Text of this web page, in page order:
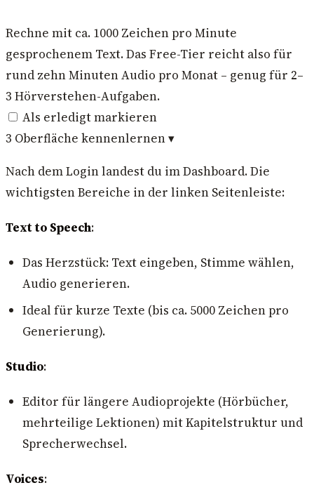
Rechne mit ca. 1000 Zeichen pro Minute
gesprochenem Text. Das Free-Tier reicht also für
rund zehn Minuten Audio pro Monat – genug für 2–
3 Hörverstehen-Aufgaben.
Als erledigt markieren
3 Oberfläche kennenlernen▾
Nach dem Login landest du im Dashboard. Die
wichtigsten Bereiche in der linken Seitenleiste:
Text to Speech:
Das Herzstück: Text eingeben, Stimme wählen,
Audio generieren.
Ideal für kurze Texte (bis ca. 5000 Zeichen pro
Generierung).
Studio:
Editor für längere Audioprojekte (Hörbücher,
mehrteilige Lektionen) mit Kapitelstruktur und
Sprecherwechsel.
Voices: